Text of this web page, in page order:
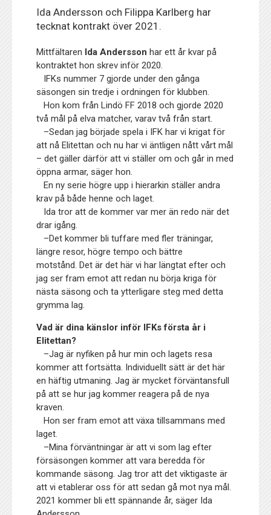
Ida Andersson och Filippa Karlberg har
tecknat kontrakt över 2021.
Mittfältaren Ida Andersson har ett år kvar på
kontraktet hon skrev inför 2020.
IFKs nummer 7 gjorde under den gånga
säsongen sin tredje i ordningen för klubben.
Hon kom från Lindö FF 2018 och gjorde 2020
två mål på elva matcher, varav två från start.
–Sedan jag började spela i IFK har vi krigat för
att nå Elitettan och nu har vi äntligen nått vårt mål
– det gäller därför att vi ställer om och går in med
öppna armar, säger hon.
En ny serie högre upp i hierarkin ställer andra
krav på både henne och laget.
Ida tror att de kommer var mer än redo när det
drar igång.
–Det kommer bli tuffare med fler träningar,
längre resor, högre tempo och bättre
motstånd. Det är det här vi har längtat efter och
jag ser fram emot att redan nu börja kriga för
nästa säsong och ta ytterligare steg med detta
grymma lag.
Vad är dina känslor inför IFKs första år i
Elitettan?
–Jag är nyfiken på hur min och lagets resa
kommer att fortsätta. Individuellt sätt är det här
en häftig utmaning. Jag är mycket förväntansfull
på att se hur jag kommer reagera på de nya
kraven.
Hon ser fram emot att växa tillsammans med
laget.
–Mina förväntningar är att vi som lag efter
försäsongen kommer att vara beredda för
kommande säsong. Jag tror att det viktigaste är
att vi etablerar oss för att sedan gå mot nya mål.
2021 kommer bli ett spännande år, säger Ida